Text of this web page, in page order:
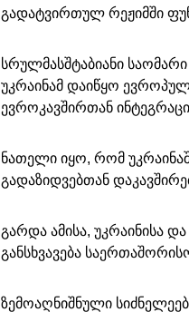
გადატვირთულ რეჟიმში
სრულმასშტაბიანი
უკრაინამ დაიწყო
ევროკავშირთან
ნათელი იყო, რომ
გადაზიდვებთან
გარდა ამისა, უკრაინისა
განსხვავება
ზემოაღნიშნული